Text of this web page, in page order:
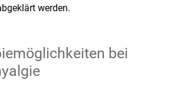
werden.
bei